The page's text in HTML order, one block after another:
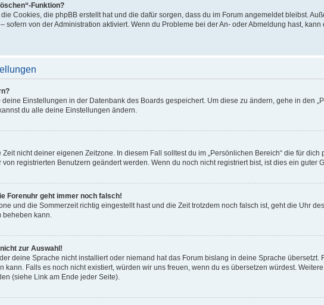
Funktion?
die Cookies, die phpBB erstellt hat und die dafür sorgen, dass du im Forum angemeldet bleibst.
sofern von der Administration aktiviert. Wenn du Probleme bei der An- oder Abmeldung hast,
Einstellungen in der Datenbank des Boards gespeichert. Um diese zu ändern, gehe in den
du alle deine Einstellungen ändern.
nicht deiner eigenen Zeitzone. In diesem Fall solltest du im „Persönlichen Bereich“ die für dich
von registrierten Benutzern geändert werden. Wenn du noch nicht registriert bist, ist dies ein guter
Forenuhr geht immer noch falsch!
und die Sommerzeit richtig eingestellt hast und die Zeit trotzdem noch falsch ist, geht die Uhr
kann.
zur Auswahl!
deine Sprache nicht installiert oder niemand hat das Forum bislang in deine Sprache übersetzt.
kann. Falls es noch nicht existiert, würden wir uns freuen, wenn du es übersetzen würdest.
(siehe Link am Ende jeder Seite).